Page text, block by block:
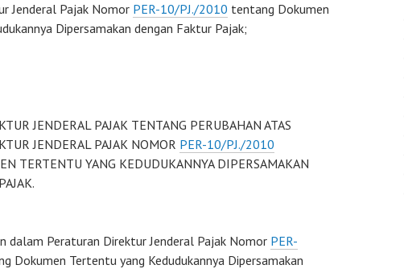
Jenderal Pajak Nomor PER-10/PJ./2010 tentang Dokumen
Dipersamakan dengan Faktur Pajak;
JENDERAL PAJAK TENTANG PERUBAHAN ATAS
JENDERAL PAJAK NOMOR PER-10/PJ./2010
TERTENTU YANG KEDUDUKANNYA DIPERSAMAKAN
dalam Peraturan Direktur Jenderal Pajak Nomor PER-
Dokumen Tertentu yang Kedudukannya Dipersamakan